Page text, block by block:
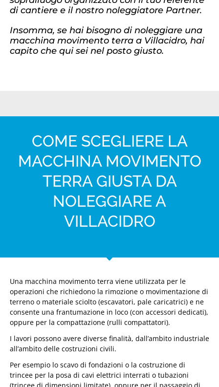
di cantiere e il nostro noleggiatore Partner.
Insomma, se hai bisogno di noleggiare una
macchina movimento terra a Villacidro, hai
capito che qui sei nel posto giusto.
COME SCEGLIERE LA
MACCHINA MOVIMENTO
TERRA GIUSTA DA
NOLEGGIARE A
VILLACIDRO
Una macchina movimento terra viene utilizzata per le
operazioni che richiedono la rimozione o movimentazione di
terreno o materiale sciolto (escavatori, pale caricatrici) e ne
consente una frantumazione in loco (con accessori dedicati),
oppure per la compattazione (rulli compattatori).
I lavori possono avere diverse finalità, dall’ambito industriale
all’ambito delle costruzioni civili.
Per esempio lo scavo di fondazioni o la costruzione di
trincee per la posa di cavi elettrici interrati o tubazioni
(trincee di dimensioni limitate), oppure per il passaggio di